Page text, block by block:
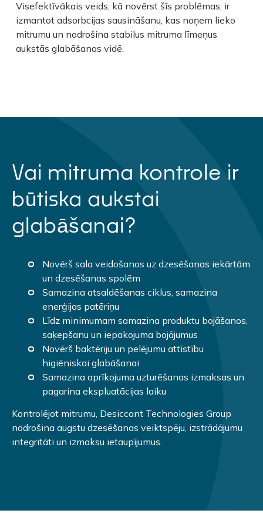
Visefektīvākais veids, kā novērst šīs problēmas, ir
izmantot adsorbcijas sausināšanu, kas noņem lieko
mitrumu un nodrošina stabilus mitruma līmeņus
aukstās glabāšanas vidē.
Vai mitruma kontrole ir
būtiska aukstai
glabāšanai?
Novērš sala veidošanos uz dzesēšanas iekārtām
un dzesēšanas spolēm
Samazina atsaldēšanas ciklus, samazina
enerģijas patēriņu
Līdz minimumam samazina produktu bojāšanos,
saķepšanu un iepakojuma bojājumus
Novērš baktēriju un pelējumu attīstību
higiēniskai glabāšanai
Samazina aprīkojuma uzturēšanas izmaksas un
pagarina ekspluatācijas laiku
Kontrolējot mitrumu, Desiccant Technologies Group
nodrošina augstu dzesēšanas veiktspēju, izstrādājumu
integritāti un izmaksu ietaupījumus.